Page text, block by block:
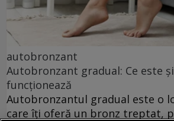
autobronzant
Autobronzant gradual: Ce este
funcționează
Autobronzantul gradual este o
care îți oferă un bronz treptat,